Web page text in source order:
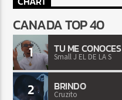
CANADA TOP 40
1 TU ME CONOCES
Small J EL DE LA S
2 BRINDO
Cruzito